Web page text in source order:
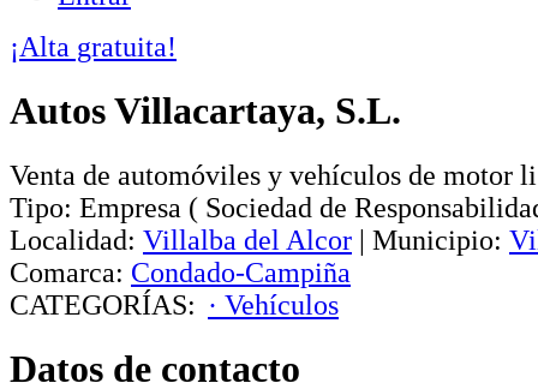
¡Alta gratuita!
Autos Villacartaya, S.L.
Venta de automóviles y vehículos de motor
Tipo: Empresa ( Sociedad de
Localidad: Villalba del Alcor | Municipio:
Comarca: Condado-Campiña
CATEGORÍAS: · Vehículos
Datos de contacto